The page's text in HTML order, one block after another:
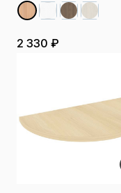
2 330 ₽